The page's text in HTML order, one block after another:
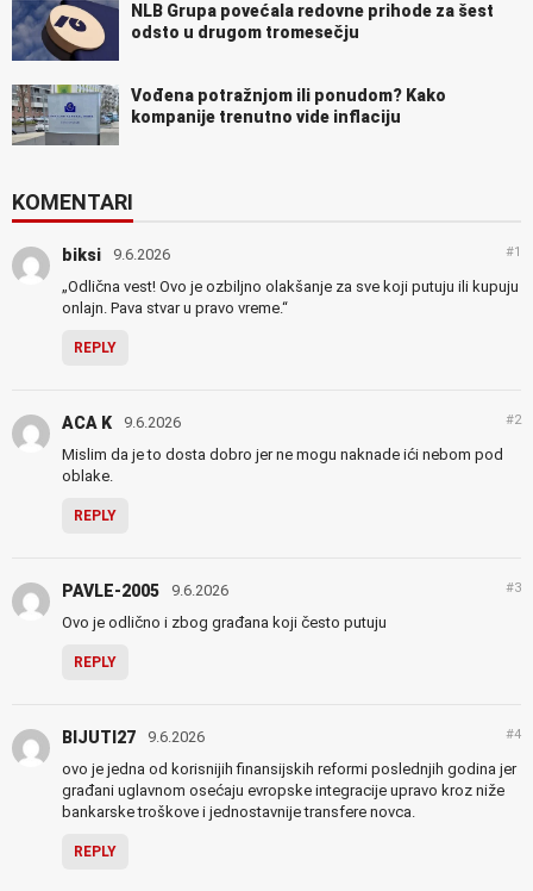
NLB Grupa povećala redovne prihode za šest
odsto u drugom tromesečju
Vođena potražnjom ili ponudom? Kako
kompanije trenutno vide inflaciju
KOMENTARI
biksi 9.6.2026 #1
„Odlična vest! Ovo je ozbiljno olakšanje za sve koji putuju ili kupuju
onlajn. Pava stvar u pravo vreme.“
REPLY
ACA K 9.6.2026 #2
Mislim da je to dosta dobro jer ne mogu naknade ići nebom pod
oblake.
REPLY
PAVLE-2005 9.6.2026 #3
Ovo je odlično i zbog građana koji često putuju
REPLY
BIJUTI27 9.6.2026 #4
ovo je jedna od korisnijih finansijskih reformi poslednjih godina jer
građani uglavnom osećaju evropske integracije upravo kroz niže
bankarske troškove i jednostavnije transfere novca.
REPLY